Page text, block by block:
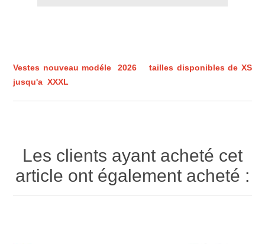
Vestes nouveau modéle 2026 tailles disponibles de XS
jusqu'a XXXL
Les clients ayant acheté cet
article ont également acheté :